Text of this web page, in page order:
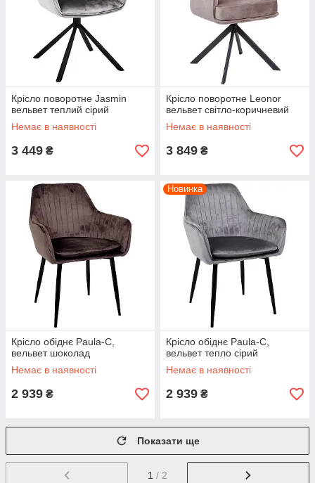
Крісло поворотне Jasmin
вельвет теплий сірий
Немає в наявності
3 449 ₴
Крісло поворотне Leonor
вельвет світло-коричневий
Немає в наявності
3 849 ₴
Крісло обіднє Paula-C,
вельвет шоколад
Немає в наявності
2 939 ₴
Новинка
Крісло обіднє Paula-C,
вельвет тепло сірий
Немає в наявності
2 939 ₴
Показати ще
1 / 2